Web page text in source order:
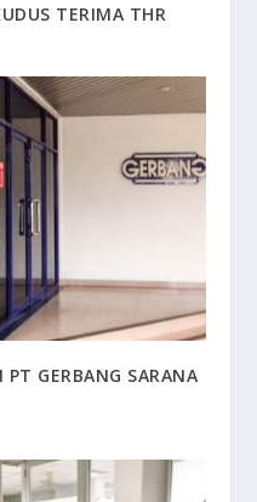
TERIMA THR
GERBANG SARANA